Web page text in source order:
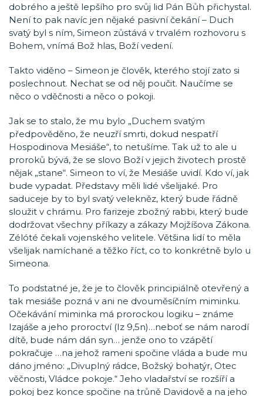
dobrého a ještě lepšího pro svůj lid Pán Bůh přichystal.
Není to pak navíc jen nějaké pasivní čekání – Duch
svatý byl s ním, Simeon zůstává v trvalém rozhovoru s
Bohem, vnímá Bož hlas, Boží vedení.
Takto viděno – Simeon je člověk, kterého stojí zato si
poslechnout. Nechat se od něj poučit. Naučíme se
něco o vděčnosti a něco o pokoji.
Jak se to stalo, že mu bylo „Duchem svatým
předpověděno, že neuzří smrti, dokud nespatří
Hospodinova Mesiáše“, to netušíme. Tak už to ale u
proroků bývá, že se slovo Boží v jejich životech prostě
nějak „stane“. Simeon to ví, že Mesiáše uvidí. Kdo ví, jak
bude vypadat. Představy měli lidé všelijaké. Pro
saduceje by to byl svatý velekněz, který bude řádně
sloužit v chrámu. Pro farizeje zbožný rabbi, který bude
dodržovat všechny příkazy a zákazy Mojžíšova Zákona.
Zélóté čekali vojenského velitele. Většina lidí to měla
všelijak namíchané a těžko říct, co to konkrétně bylo u
Simeona.
To podstatné je, že je to člověk principiálně otevřený a
tak mesiáše pozná v ani ne dvouměsíčním miminku.
Očekávání miminka má prorockou logiku – známe
Izajáše a jeho proroctví (Iz 9,5n)…neboť se nám narodí
dítě, bude nám dán syn… jenže ono to vzápětí
pokračuje …na jehož rameni spočine vláda a bude mu
dáno jméno: „Divuplný rádce, Božský bohatýr, Otec
věčnosti, Vládce pokoje.“ Jeho vladařství se rozšíří a
pokoj bez konce spočine na trůně Davidově a na jeho